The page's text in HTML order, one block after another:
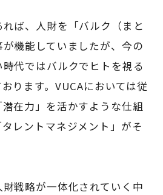
ば、人財を「バルク（まと
機能していましたが、今の
代ではバルクでヒトを視る
ります。VUCAにおいては従
在力」を活かすような仕組
レントマネジメント」がそ
戦略が一体化されていく中